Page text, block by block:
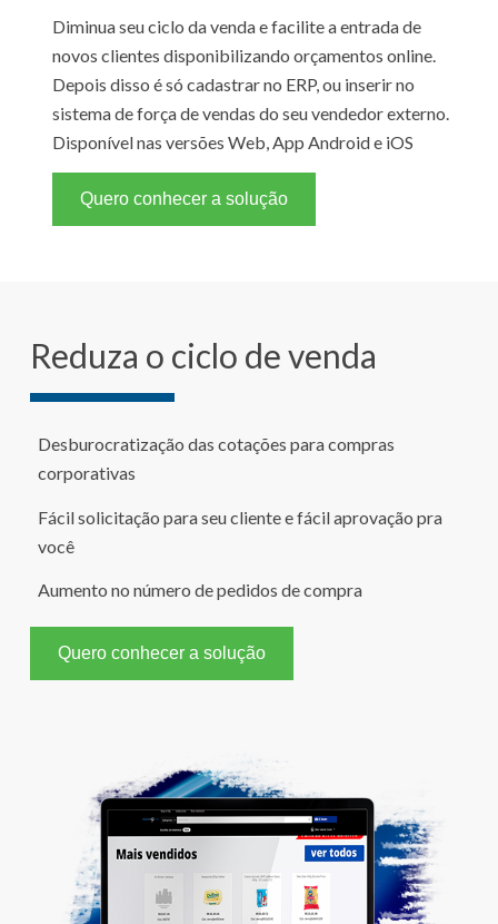
Diminua seu ciclo da venda e facilite a entrada de
novos clientes disponibilizando orçamentos online.
Depois disso é só cadastrar no ERP, ou inserir no
sistema de força de vendas do seu vendedor externo.
Disponível nas versões Web, App Android e iOS
Quero conhecer a solução
Reduza o ciclo de venda
Desburocratização das cotações para compras
corporativas
Fácil solicitação para seu cliente e fácil aprovação pra
você
Aumento no número de pedidos de compra
Quero conhecer a solução